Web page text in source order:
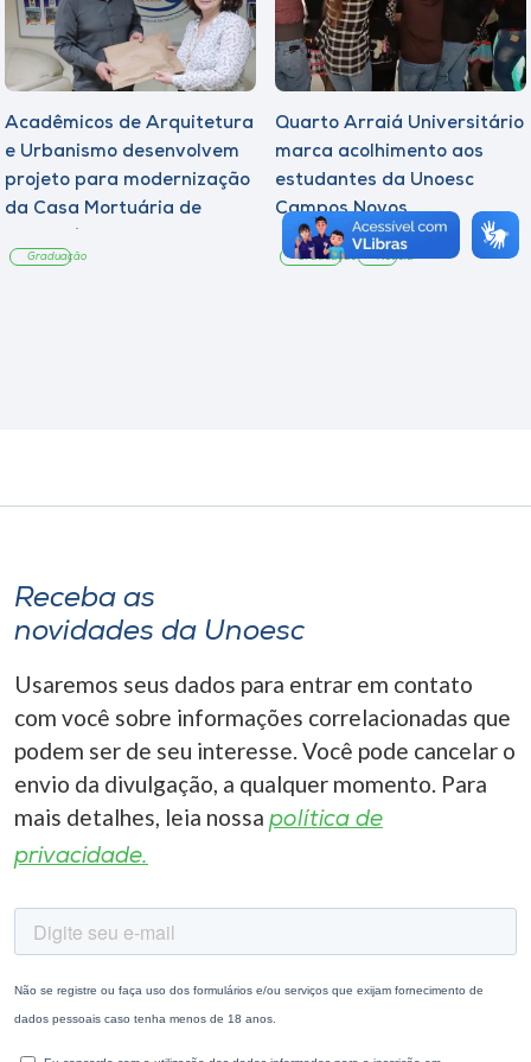
Acadêmicos de Arquitetura
e Urbanismo desenvolvem
projeto para modernização
da Casa Mortuária de
Graduação
Quarto Arraiá Universitário
marca acolhimento aos
estudantes da Unoesc
Campos Novos
Graduação
Receba as
novidades da Unoesc
Usaremos seus dados para entrar em contato
com você sobre informações correlacionadas que
podem ser de seu interesse. Você pode cancelar o
envio da divulgação, a qualquer momento. Para
mais detalhes, leia nossa política de
privacidade.